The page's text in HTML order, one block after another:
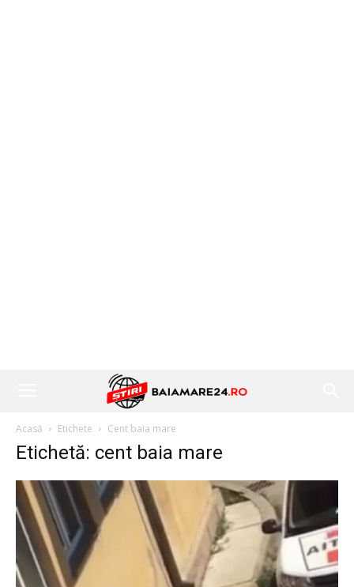
Acasă Etichete Cent baia mare
Etichetă: cent baia mare